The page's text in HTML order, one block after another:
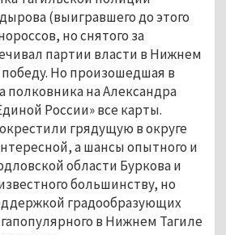
(выигравшего до этого
но снятого за
партии власти в Нижнем
Но произошедшая в
полковника на Александра
России» все карты.
грядущую в округе
а шансы опытного и
области Буркова и
большинству, но
градообразующих
в Нижнем Тагиле